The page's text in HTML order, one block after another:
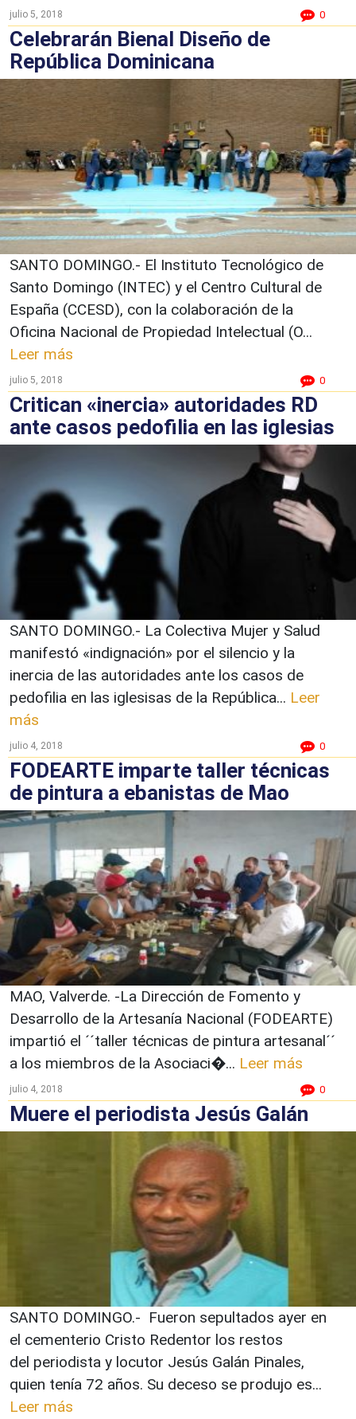
julio 5, 2018 0
Celebrarán Bienal Diseño de
República Dominicana
SANTO DOMINGO.- El Instituto Tecnológico de
Santo Domingo (INTEC) y el Centro Cultural de
España (CCESD), con la colaboración de la
Oficina Nacional de Propiedad Intelectual (O...
Leer más
julio 5, 2018 0
Critican «inercia» autoridades RD
ante casos pedofilia en las iglesias
SANTO DOMINGO.- La Colectiva Mujer y Salud
manifestó «indignación» por el silencio y la
inercia de las autoridades ante los casos de
pedofilia en las iglesisas de la República... Leer
más
julio 4, 2018 0
FODEARTE imparte taller técnicas
de pintura a ebanistas de Mao
MAO, Valverde. -La Dirección de Fomento y
Desarrollo de la Artesanía Nacional (FODEARTE)
impartió el ´´taller técnicas de pintura artesanal´´
a los miembros de la Asociaci�... Leer más
julio 4, 2018 0
Muere el periodista Jesús Galán
SANTO DOMINGO.- Fueron sepultados ayer en
el cementerio Cristo Redentor los restos
del periodista y locutor Jesús Galán Pinales,
quien tenía 72 años. Su deceso se produjo es...
Leer más